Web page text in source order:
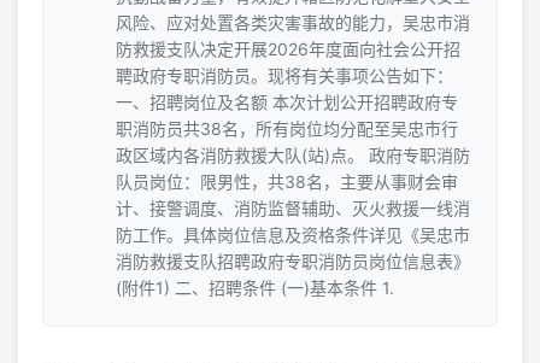
风险、应对处置各类灾害事故的能力，吴忠市消
防救援支队决定开展2026年度面向社会公开招
聘政府专职消防员。现将有关事项公告如下：
一、招聘岗位及名额 本次计划公开招聘政府专
职消防员共38名，所有岗位均分配至吴忠市行
政区域内各消防救援大队(站)点。 政府专职消防
队员岗位：限男性，共38名，主要从事财会审
计、接警调度、消防监督辅助、灭火救援一线消
防工作。具体岗位信息及资格条件详见《吴忠市
消防救援支队招聘政府专职消防员岗位信息表》
(附件1) 二、招聘条件 (一)基本条件 1.